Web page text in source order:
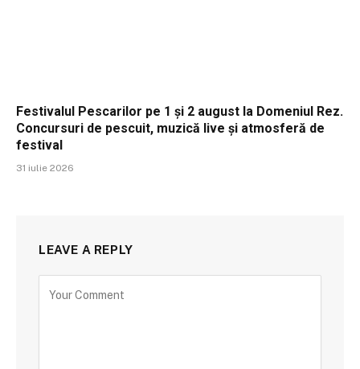
Festivalul Pescarilor pe 1 și 2 august la Domeniul Rez.
Concursuri de pescuit, muzică live și atmosferă de
festival
31 iulie 2026
LEAVE A REPLY